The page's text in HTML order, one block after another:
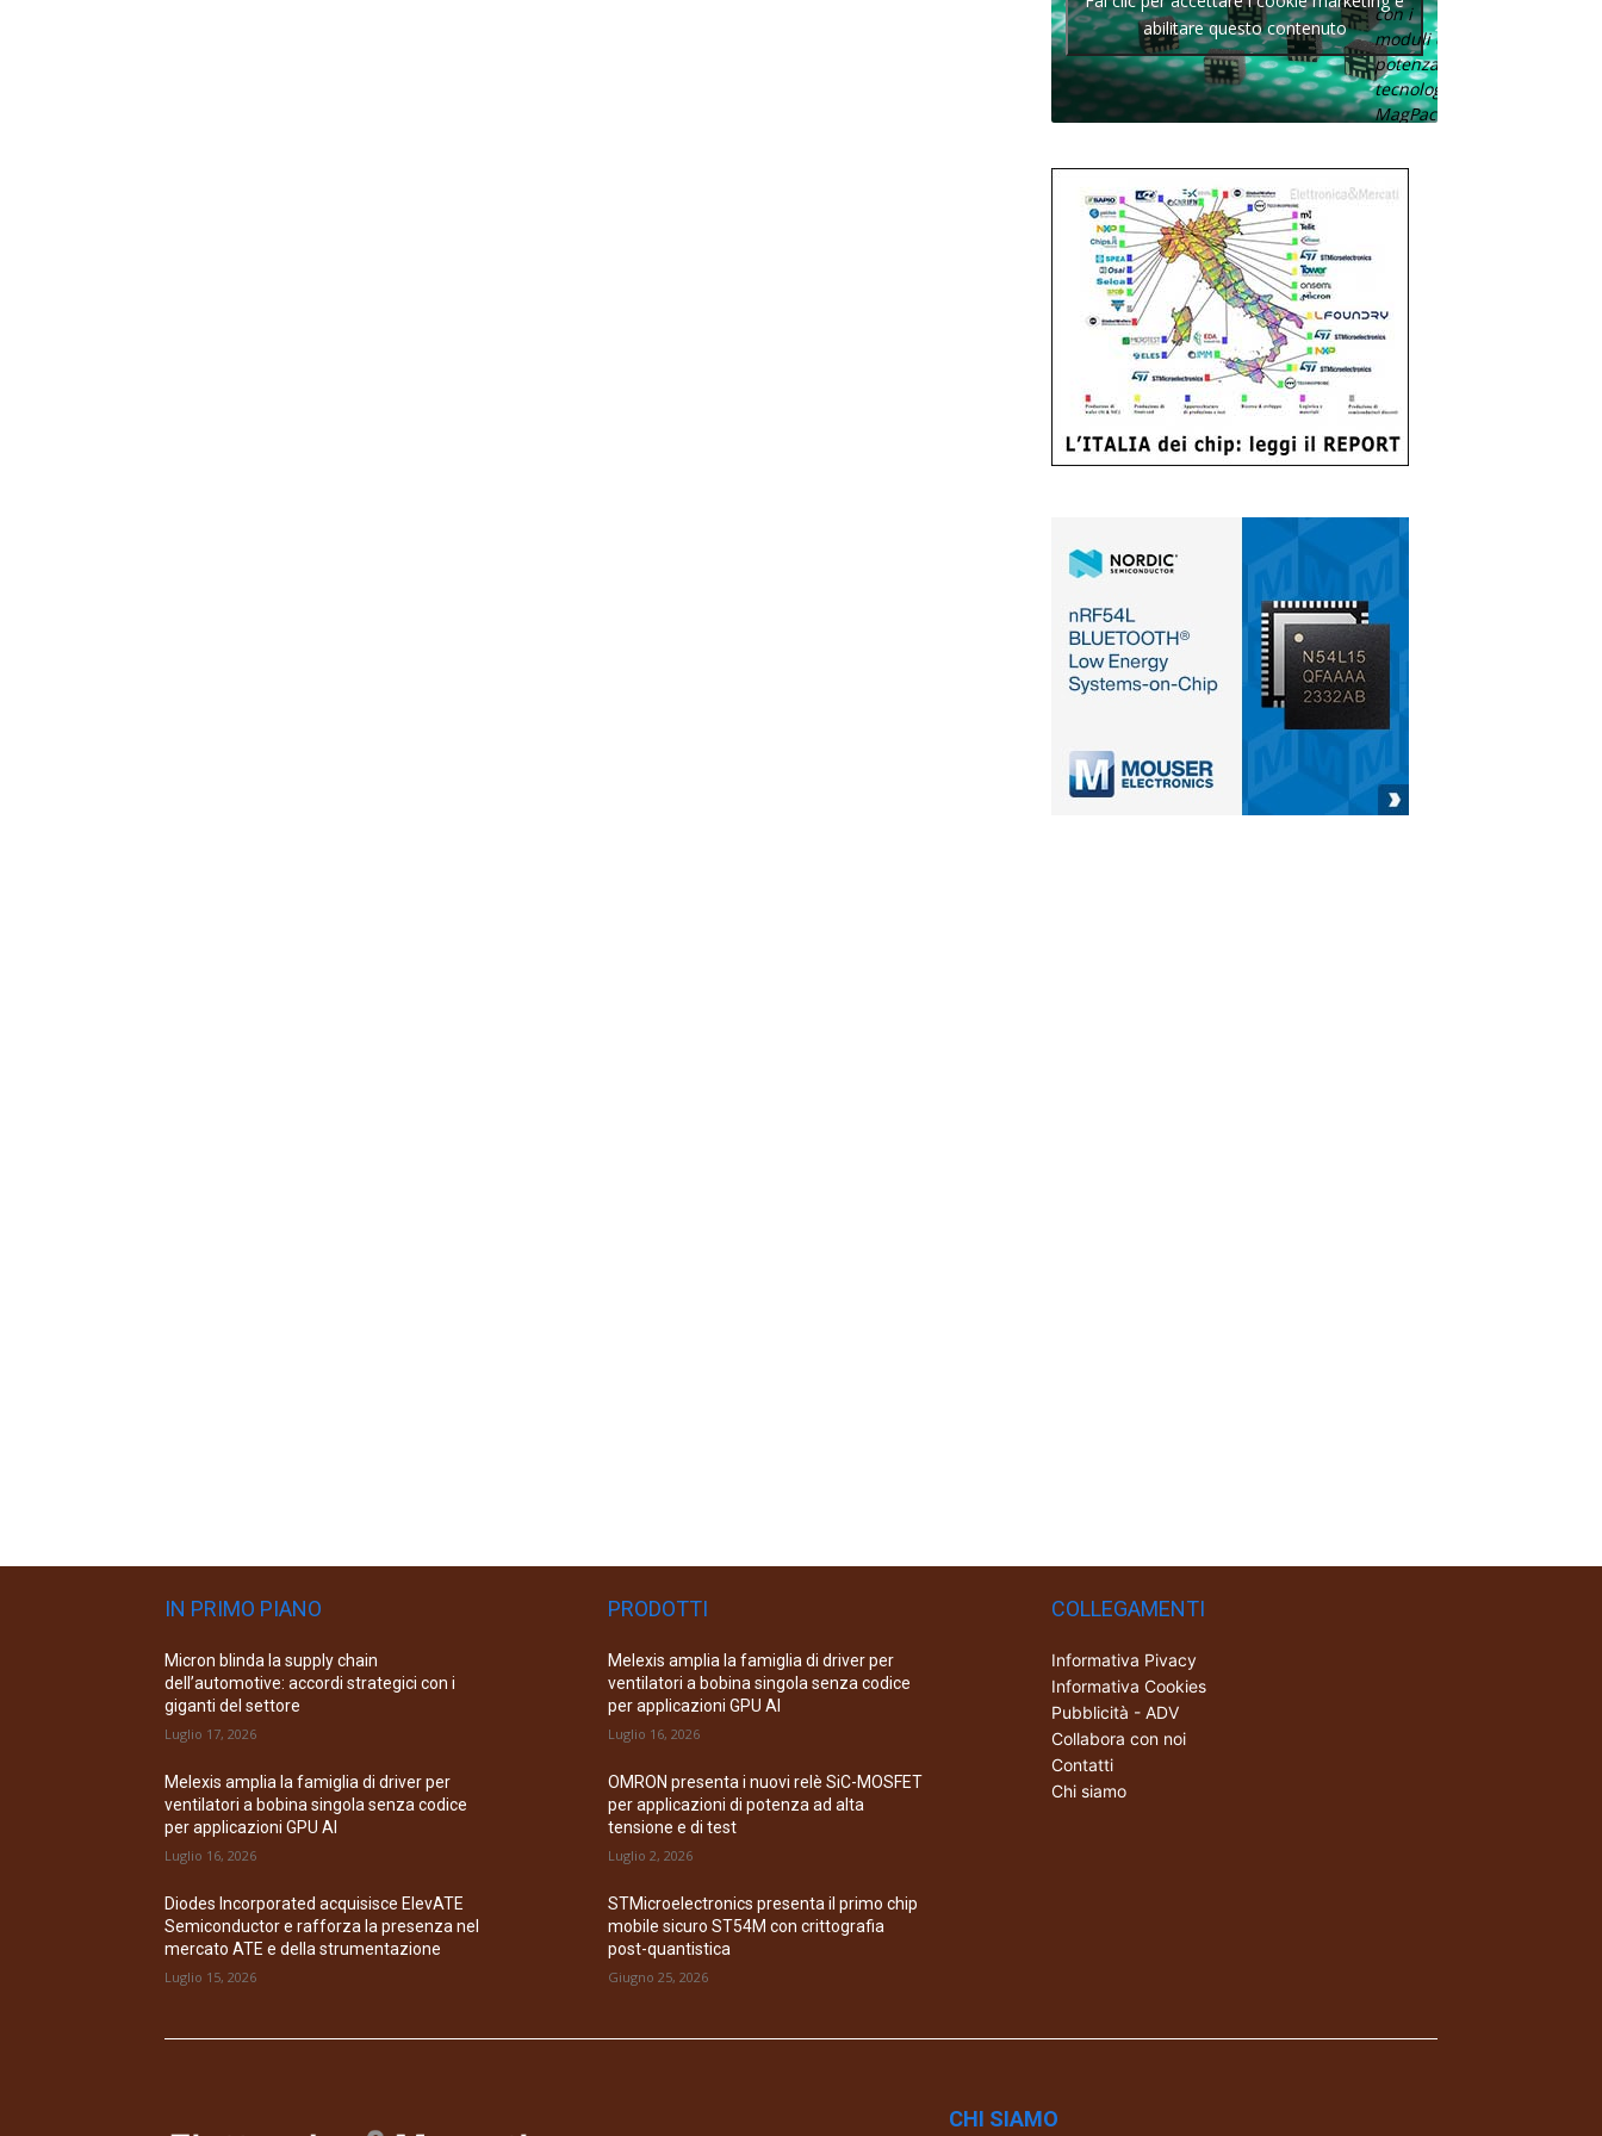
con i
moduli di
potenza con
tecnologia
MagPack.
abilitare questo contenuto
IN PRIMO PIANO
Micron blinda la supply chain
dell’automotive: accordi strategici con i
giganti del settore
Luglio 17, 2026
Melexis amplia la famiglia di driver per
ventilatori a bobina singola senza codice
per applicazioni GPU AI
Luglio 16, 2026
Diodes Incorporated acquisisce ElevATE
Semiconductor e rafforza la presenza nel
mercato ATE e della strumentazione
Luglio 15, 2026
PRODOTTI
Melexis amplia la famiglia di driver per
ventilatori a bobina singola senza codice
per applicazioni GPU AI
Luglio 16, 2026
OMRON presenta i nuovi relè SiC-MOSFET
per applicazioni di potenza ad alta
tensione e di test
Luglio 2, 2026
STMicroelectronics presenta il primo chip
mobile sicuro ST54M con crittografia
post-quantistica
Giugno 25, 2026
COLLEGAMENTI
Informativa Pivacy
Informativa Cookies
Pubblicità - ADV
Collabora con noi
Contatti
Chi siamo
CHI SIAMO